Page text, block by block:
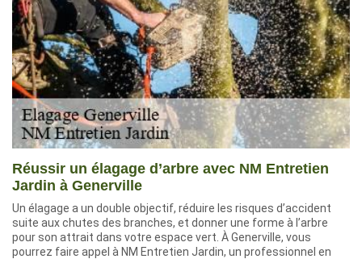
Réussir un élagage d’arbre avec NM Entretien
Jardin à Generville
Un élagage a un double objectif, réduire les risques d’accident
suite aux chutes des branches, et donner une forme à l’arbre
pour son attrait dans votre espace vert. À Generville, vous
pourrez faire appel à NM Entretien Jardin, un professionnel en